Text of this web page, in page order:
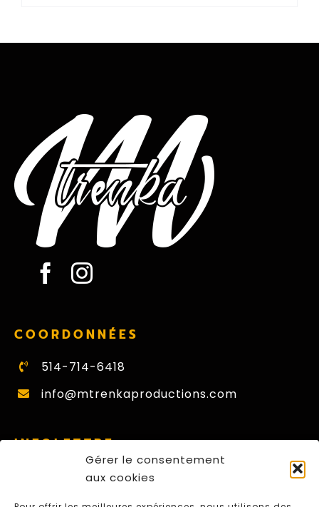
Gérer le consentement
aux cookies
COORDONNÉES
514-714-6418
info@mtrenkaproductions.com
INFOLETTRE
Prénom